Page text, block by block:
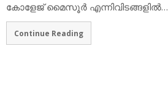
കോളേജ് മൈസൂര്‍ എന്നിവിടങ്ങളില്‍…
Continue Reading